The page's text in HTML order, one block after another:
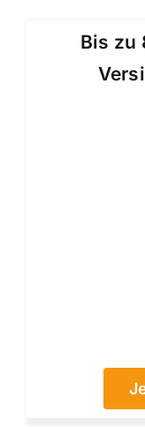
Bis zu